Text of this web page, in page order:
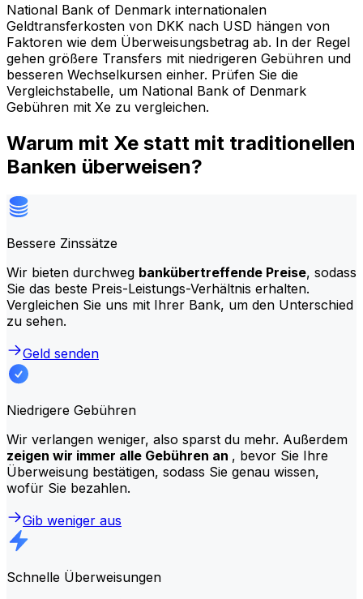
National Bank of Denmark internationalen
Geldtransferkosten von DKK nach USD hängen von
Faktoren wie dem Überweisungsbetrag ab. In der Regel
gehen größere Transfers mit niedrigeren Gebühren und
besseren Wechselkursen einher. Prüfen Sie die
Vergleichstabelle, um National Bank of Denmark
Gebühren mit Xe zu vergleichen.
Warum mit Xe statt mit traditionellen
Banken überweisen?
Bessere Zinssätze
Wir bieten durchweg bankübertreffende Preise, sodass
Sie das beste Preis-Leistungs-Verhältnis erhalten.
Vergleichen Sie uns mit Ihrer Bank, um den Unterschied
zu sehen.
Geld senden
Niedrigere Gebühren
Wir verlangen weniger, also sparst du mehr. Außerdem
zeigen wir immer alle Gebühren an , bevor Sie Ihre
Überweisung bestätigen, sodass Sie genau wissen,
wofür Sie bezahlen.
Gib weniger aus
Schnelle Überweisungen